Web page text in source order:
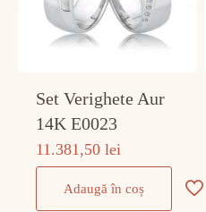
Set Verighete Aur
14K E0023
11.381,50lei
Adaugă în coș